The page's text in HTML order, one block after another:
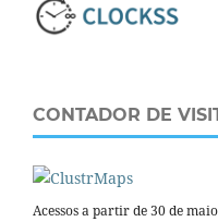
CONTADOR DE
Acessos a partir de 30 de